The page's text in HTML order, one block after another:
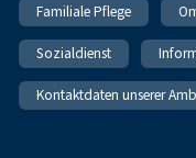
Familiale Pflege
Sozialdienst
Kontaktdaten unserer